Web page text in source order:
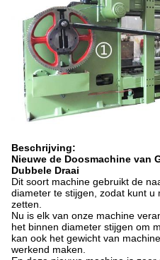
Beschrijving:
Nieuwe de Doosmachine van
Dubbele Draai
Dit soort machine gebruikt de
diameter te stijgen, zodat kunt u
zetten.
Nu is elk van onze machine
het binnen diameter stijgen om
kan ook het gewicht van
werkend maken.